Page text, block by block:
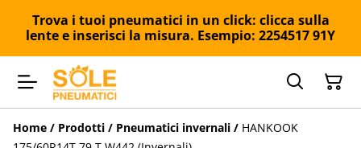
Trova i tuoi pneumatici in un click: clicca sulla
lente e inserisci la misura. Esempio: 2254517 91Y
Home / Prodotti / Pneumatici invernali / HANKOOK